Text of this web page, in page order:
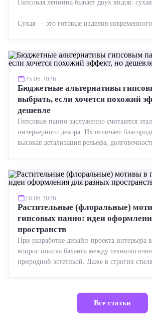
Гипсовая лепнина бывает двух видов:
Сухая — это готовые изделия
25.06.2026
Бюджетные альтернативы
выбрать, если хочется похожий
дешевле
Гипсовые панно заслуженно считаются
интерьерного декора. Их отличает
высокая детализация рельефа,
18.06.2026
Растительные (флоральные)
гипсовых панно: идеи
пространств
При разработке дизайн-проекта интерьера
вопрос поиска баланса между
природной эстетикой. Даже в строгих
Все статьи